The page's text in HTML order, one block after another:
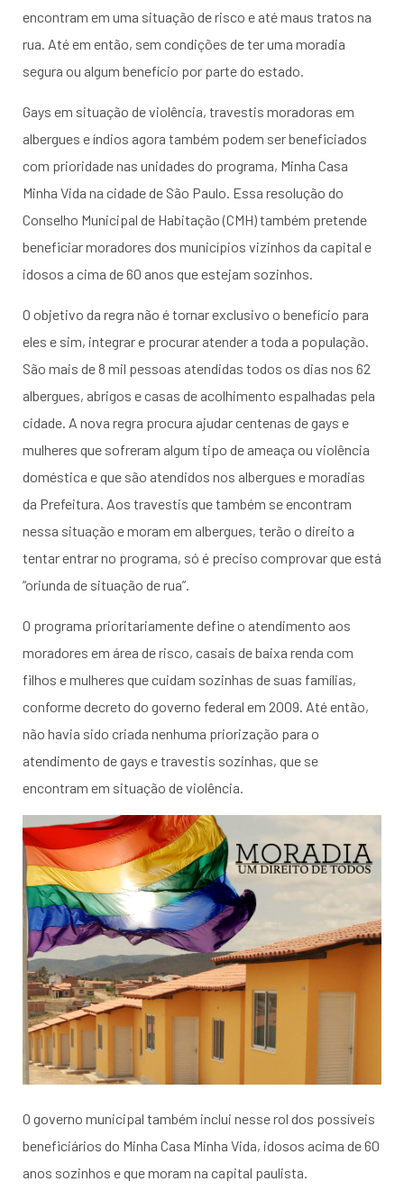
encontram em uma situação de risco e até maus tratos na
rua. Até em então, sem condições de ter uma moradia
segura ou algum benefício por parte do estado.
Gays em situação de violência, travestis moradoras em
albergues e índios agora também podem ser beneficiados
com prioridade nas unidades do programa, Minha Casa
Minha Vida na cidade de São Paulo. Essa resolução do
Conselho Municipal de Habitação (CMH) também pretende
beneficiar moradores dos municípios vizinhos da capital e
idosos a cima de 60 anos que estejam sozinhos.
O objetivo da regra não é tornar exclusivo o benefício para
eles e sim, integrar e procurar atender a toda a população.
São mais de 8 mil pessoas atendidas todos os dias nos 62
albergues, abrigos e casas de acolhimento espalhadas pela
cidade. A nova regra procura ajudar centenas de gays e
mulheres que sofreram algum tipo de ameaça ou violência
doméstica e que são atendidos nos albergues e moradias
da Prefeitura. Aos travestis que também se encontram
nessa situação e moram em albergues, terão o direito a
tentar entrar no programa, só é preciso comprovar que está
“oriunda de situação de rua”.
O programa prioritariamente define o atendimento aos
moradores em área de risco, casais de baixa renda com
filhos e mulheres que cuidam sozinhas de suas famílias,
conforme decreto do governo federal em 2009. Até então,
não havia sido criada nenhuma priorização para o
atendimento de gays e travestis sozinhas, que se
encontram em situação de violência.
O governo municipal também inclui nesse rol dos possíveis
beneficiários do Minha Casa Minha Vida, idosos acima de 60
anos sozinhos e que moram na capital paulista.